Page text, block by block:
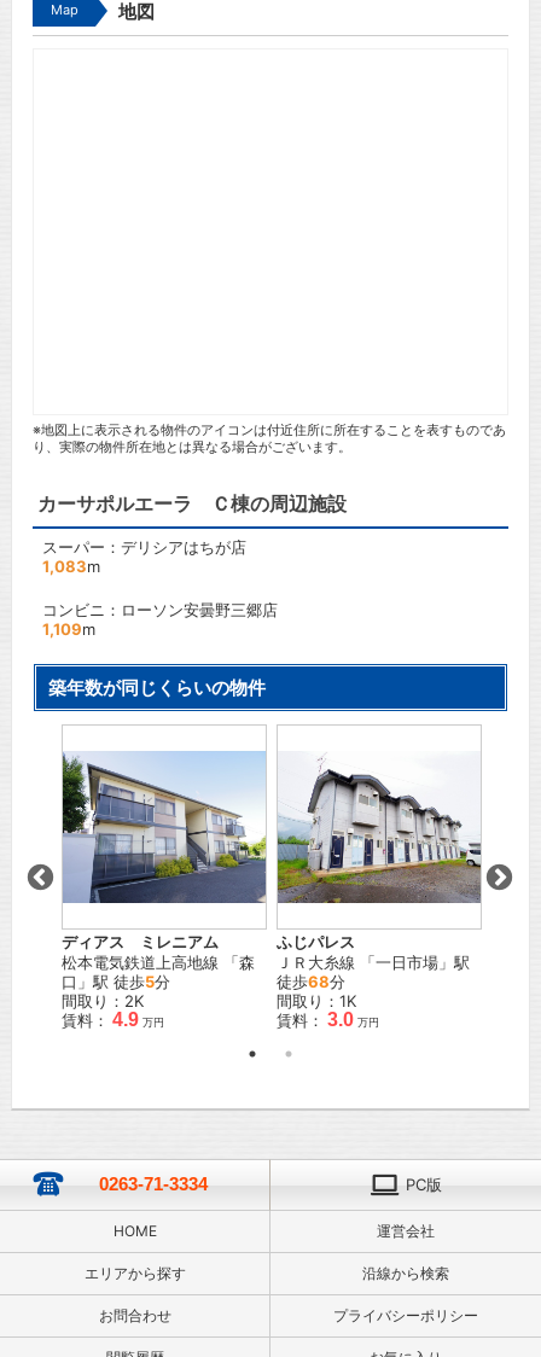
Map 地図
※地図上に表示される物件のアイコンは付近住所に所在することを表すものであ
り、実際の物件所在地とは異なる場合がございます。
カーサポルエーラ Ｃ棟の周辺施設
スーパー：デリシアはちが店
1,083m
コンビニ：ローソン安曇野三郷店
1,109m
築年数が同じくらいの物件
ディアス ミレニアム
松本電気鉄道上高地線 「森
口 」駅 徒歩5分
間取り：2K
賃料： 4.9 万円
ふじパレス
ＪＲ大糸線 「一日市場 」駅
徒歩68分
間取り：1K
賃料： 3.0 万円
0263-71-3334 PC版
HOME 運営会社
エリアから探す 沿線から検索
お問合わせ プライバシーポリシー